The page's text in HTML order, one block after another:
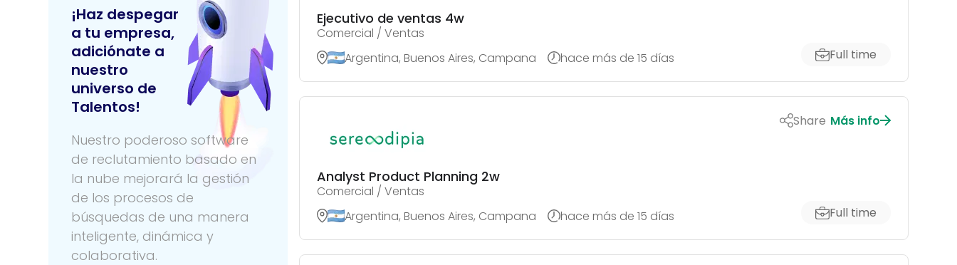
¡Haz despegar
a tu empresa,
adiciónate a
nuestro
universo de
Talentos!
Nuestro poderoso software
de reclutamiento basado en
la nube mejorará la gestión
de los procesos de
búsquedas de una manera
inteligente, dinámica y
colaborativa.
Ejecutivo de ventas 4w
Comercial / Ventas
Argentina, Buenos Aires, Campana
hace más de 15 días Full time
Analyst Product Planning 2w
Comercial / Ventas
Argentina, Buenos Aires, Campana
hace más de 15 días
Share Más info
Full time